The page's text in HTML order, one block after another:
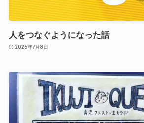
人をつなぐようになった話
2026年7月8日